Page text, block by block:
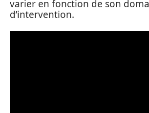
varier en fonction de son
d’intervention.